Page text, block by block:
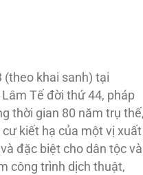
(theo khai sanh) tại
Tế đời thứ 44, pháp
thời gian 80 năm trụ thế,
kiết hạ của một vị xuất
đặc biệt cho dân tộc và
công trình dịch thuật,